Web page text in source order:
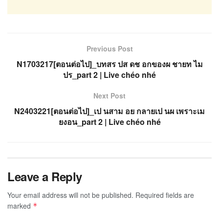
Previous Post
N1703217[ตอนต่อไป]_บทสร ปส ดช อกของผ ชายท ไม
ปร_part 2 | Live chéo nhé
Next Post
N2403221[ตอนต่อไป]_เป นสาม อย กลายเป นผ เพราะเม
ยงอน_part 2 | Live chéo nhé
Leave a Reply
Your email address will not be published. Required fields are
marked *